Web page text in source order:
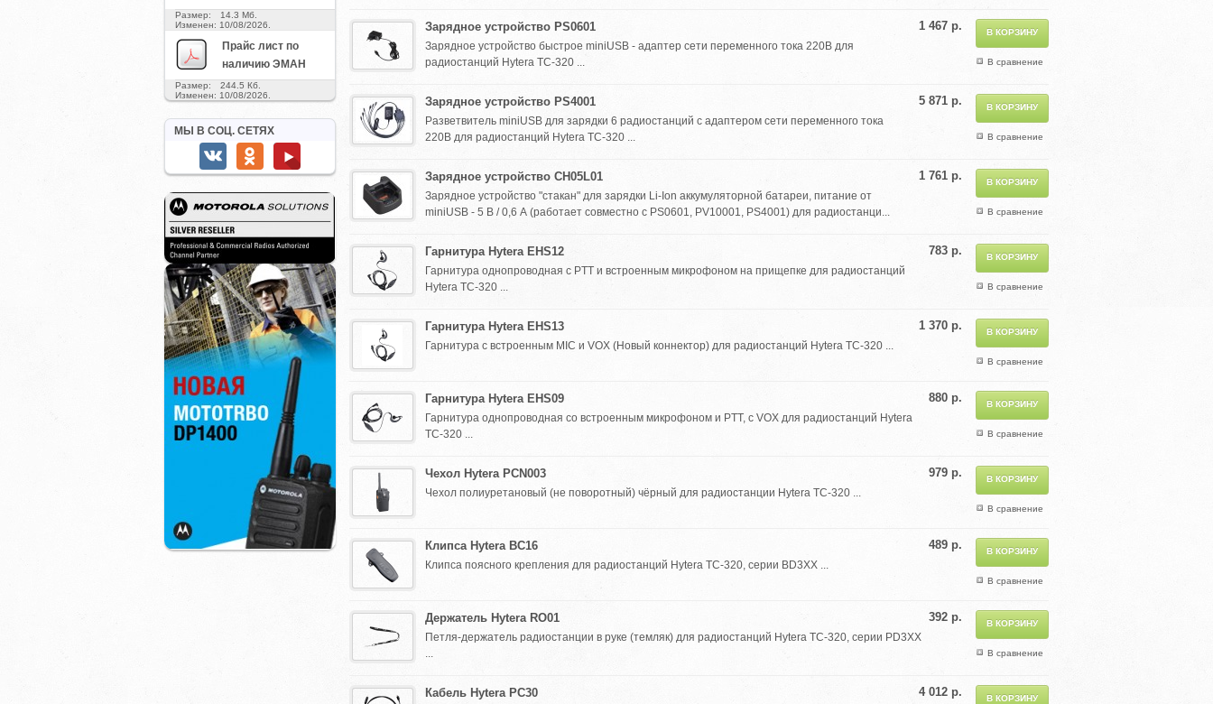
Размер: 14.3 Мб.
Изменен: 10/08/2026.
Прайс лист по
наличию ЭМАН
Размер: 244.5 Кб.
Изменен: 10/08/2026.
МЫ В СОЦ. СЕТЯХ
В сравнение
1 467 р.
Зарядное устройство PS0601
Зарядное устройство быстрое miniUSB - адаптер сети переменного тока 220В для
радиостанций Hytera TC-320 ...
В сравнение
5 871 р.
Зарядное устройство PS4001
Разветвитель miniUSB для зарядки 6 радиостанций с адаптером сети переменного тока
220В для радиостанций Hytera TC-320 ...
В сравнение
1 761 р.
Зарядное устройство CH05L01
Зарядное устройство "стакан" для зарядки Li-Ion аккумуляторной батареи, питание от
miniUSB - 5 В / 0,6 А (работает совместно с PS0601, PV10001, PS4001) для радиостанци...
В сравнение
783 р.
Гарнитура Hytera EHS12
Гарнитура однопроводная с PTT и встроенным микрофоном на прищепке для радиостанций
Hytera TC-320 ...
В сравнение
1 370 р.
Гарнитура Hytera EHS13
Гарнитура с встроенным MIC и VOX (Новый коннектор) для радиостанций Hytera TC-320 ...
В сравнение
880 р.
Гарнитура Hytera EHS09
Гарнитура однопроводная со встроенным микрофоном и PTT, с VOX для радиостанций Hytera
TC-320 ...
В сравнение
979 р.
Чехол Hytera PCN003
Чехол полиуретановый (не поворотный) чёрный для радиостанции Hytera TC-320 ...
В сравнение
489 р.
Клипса Hytera BC16
Клипса поясного крепления для радиостанций Hytera TC-320, серии BD3XX ...
В сравнение
392 р.
Держатель Hytera RO01
Петля-держатель радиостанции в руке (темляк) для радиостанций Hytera TC-320, серии PD3XX
...
4 012 р.
Кабель Hytera PC30